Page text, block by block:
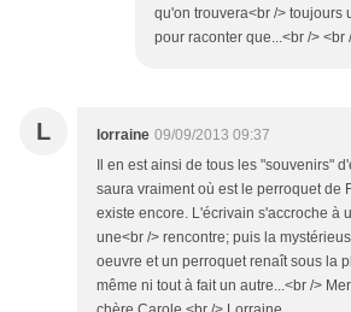
qu'on trouvera<br /> toujours
pour raconter que...<br /> <br
L lorraine 09/09/2013 09:37
Il en est ainsi de tous les "souvenirs"
saura vraiment où est le perroquet de
existe encore. L'écrivain s'accroche à
une<br /> rencontre; puis la
oeuvre et un perroquet renaît sous la
même ni tout à fait un autre...<br />